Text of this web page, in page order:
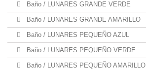
Baño / LUNARES GRANDE VERDE
Baño / LUNARES GRANDE AMARILLO
Baño / LUNARES PEQUEÑO AZUL
Baño / LUNARES PEQUEÑO VERDE
Baño / LUNARES PEQUEÑO AMARILLO